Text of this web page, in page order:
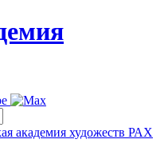
академия художеств РАХ